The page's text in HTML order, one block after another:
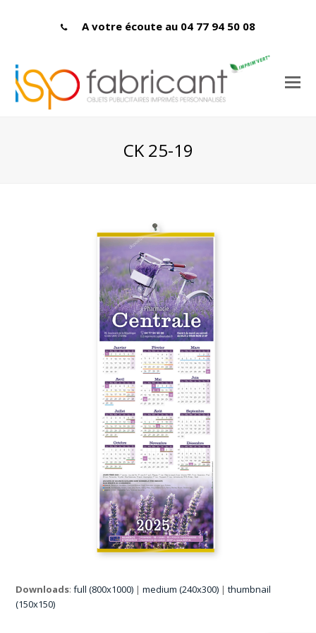
A votre écoute au 04 77 94 50 08
CK 25-19
Downloads:full (800x1000) |medium (240x300) |thumbnail
(150x150)